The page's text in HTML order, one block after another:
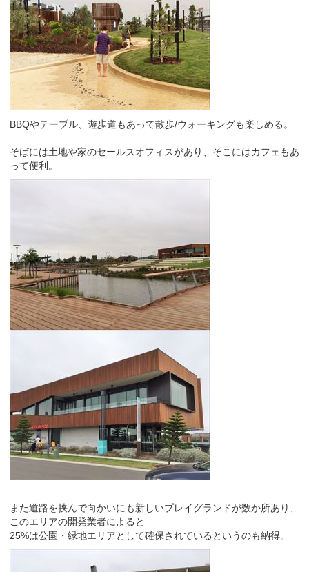
BBQやテーブル、遊歩道もあって散歩/ウォーキングも楽しめる。
そばには土地や家のセールスオフィスがあり、そこにはカフェもあ
って便利。
また道路を挟んで向かいにも新しいプレイグランドが数か所あり、
このエリアの開発業者によると
25%は公園・緑地エリアとして確保されているというのも納得。